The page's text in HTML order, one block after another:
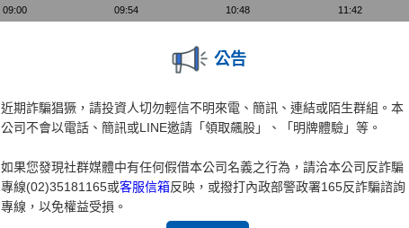
公告
近期詐騙猖獗，請投資人切勿輕信不明來電、簡訊、連結或陌生群組。本
公司不會以電話、簡訊或LINE邀請「領取飆股」、「明牌體驗」等。
如果您發現社群媒體中有任何假借本公司名義之行為，請洽本公司反詐騙
專線(02)35181165或客服信箱反映，或撥打內政部警政署165反詐騙諮詢
專線，以免權益受損。